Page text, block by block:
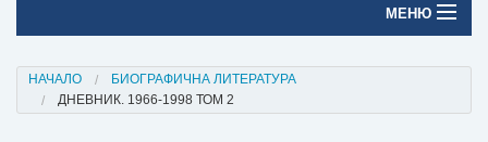
МЕНЮ
Печатни книги
НАЧАЛО
БИОГРАФИЧНА ЛИТЕРАТУРА
ДНЕВНИК. 1966-1998 ТОМ 2